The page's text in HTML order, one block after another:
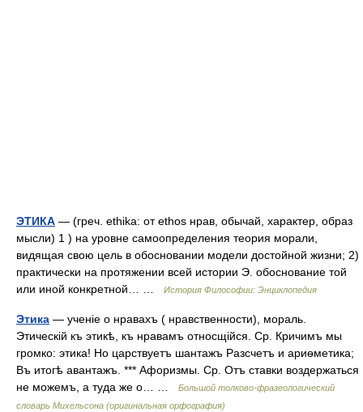
ЭТИКА — (греч. ethika: от ethos нрав, обычай, характер, образ
мысли) 1 ) на уровне самоопределения теория морали,
видящая свою цель в обосновании модели достойной жизни; 2)
практически на протяжении всей истории Э. обоснование той
или иной конкретной… …
История Философии: Энциклопедия
Этика — ученіе о нравахъ ( нравственности), мораль.
Этическій къ этикѣ, къ нравамъ относщійся. Ср. Кричимъ мы
громко: этика! Но царствуетъ шантажъ Разсчетъ и ариѳметика;
Въ итогѣ авантажъ. *** Афоризмы. Ср. Отъ ставки воздержаться
не можемъ, а туда же о… …
Большой толково-фразеологический
словарь Михельсона (оригинальная орфография)